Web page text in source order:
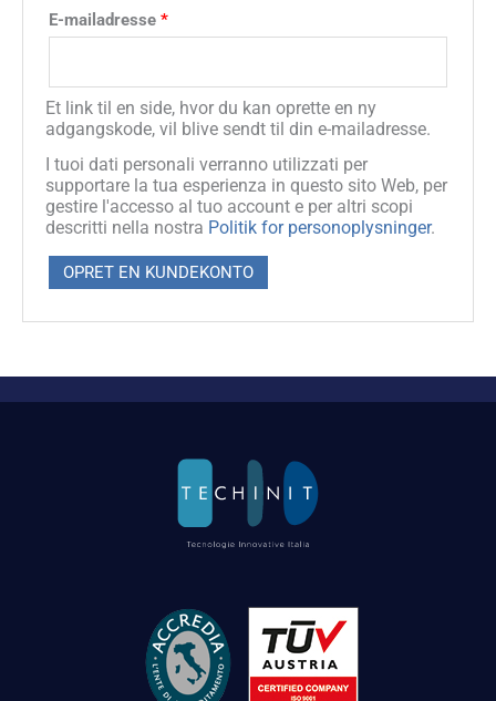
E-mailadresse *Påkrævet
Et link til en side, hvor du kan oprette en ny
adgangskode, vil blive sendt til din e-mailadresse.
I tuoi dati personali verranno utilizzati per
supportare la tua esperienza in questo sito Web, per
gestire l'accesso al tuo account e per altri scopi
descritti nella nostra Politik for personoplysninger.
OPRET EN KUNDEKONTO